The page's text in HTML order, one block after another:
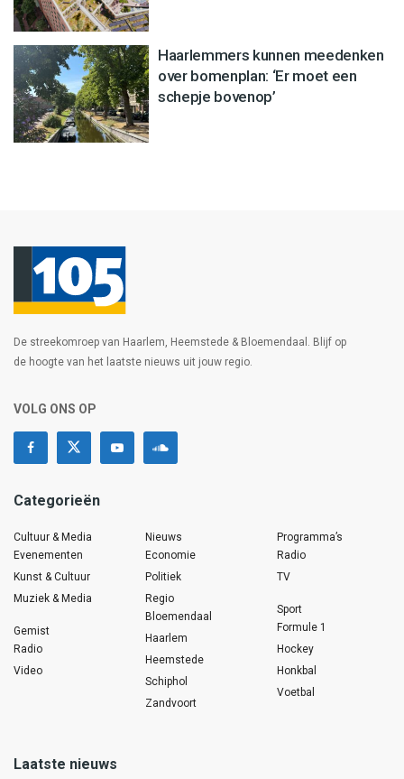
Haarlemmers kunnen meedenken
over bomenplan: ‘Er moet een
schepje bovenop’
De streekomroep van Haarlem, Heemstede & Bloemendaal. Blijf op
de hoogte van het laatste nieuws uit jouw regio.
VOLG ONS OP
Categorieën
Cultuur & Media
Evenementen
Kunst & Cultuur
Muziek & Media
Gemist
Radio
Video
Nieuws
Economie
Politiek
Regio
Bloemendaal
Haarlem
Heemstede
Schiphol
Zandvoort
Programma’s
Radio
TV
Sport
Formule 1
Hockey
Honkbal
Voetbal
Laatste nieuws